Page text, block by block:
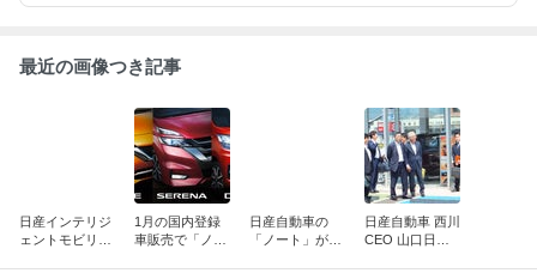
最近の画像つき記事
日産インテリジ
ェントモビリテ
1月の国内登録
車販売で「ノー
日産自動車の
「ノート」が、
日産自動車 西川
CEO 山口日産